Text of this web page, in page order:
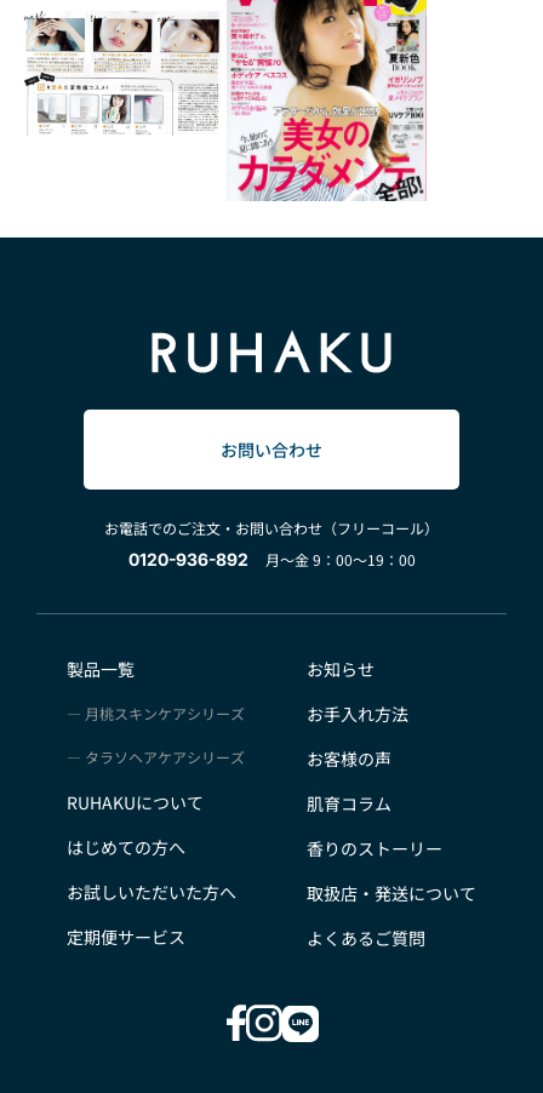
お問い合わせ
お電話でのご注文・お問い合わせ（フリーコール）
0120-936-892
月～金 9：00～19：00
製品一覧
月桃スキンケアシリーズ
タラソヘアケアシリーズ
RUHAKUについて
はじめての方へ
お試しいただいた方へ
定期便サービス
お知らせ
お手入れ方法
お客様の声
肌育コラム
香りのストーリー
取扱店・発送について
よくあるご質問